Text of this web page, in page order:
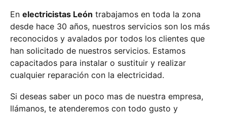
En electricistas León trabajamos en toda la zona
desde hace 30 años, nuestros servicios son los más
reconocidos y avalados por todos los clientes que
han solicitado de nuestros servicios. Estamos
capacitados para instalar o sustituir y realizar
cualquier reparación con la electricidad.
Si deseas saber un poco mas de nuestra empresa,
llámanos, te atenderemos con todo gusto y